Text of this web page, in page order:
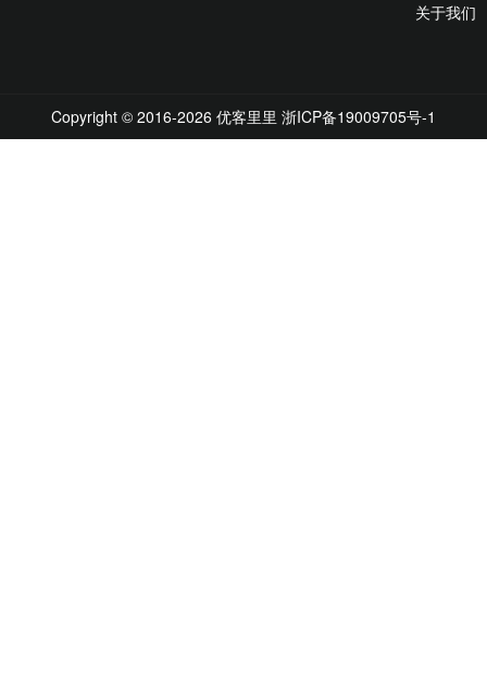
关于我们
Copyright © 2016-2026 优客里里 浙ICP备19009705号-1